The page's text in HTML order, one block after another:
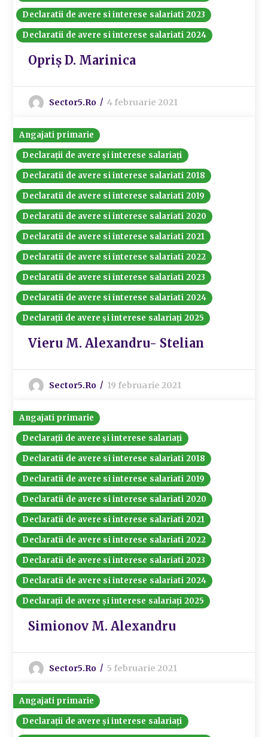
Declaratii de avere si interese salariati 2023
Declaratii de avere si interese salariati 2024
Opriș D. Marinica
Sector5.ro 4 februarie 2021
Angajati primarie
Declarații de avere și interese salariați
Declaratii de avere si interese salariati 2018
Declaratii de avere si interese salariati 2019
Declaratii de avere si interese salariati 2020
Declaratii de avere si interese salariati 2021
Declaratii de avere si interese salariati 2022
Declaratii de avere si interese salariati 2023
Declaratii de avere si interese salariati 2024
Declarații de avere și interese salariați 2025
Vieru M. Alexandru- Stelian
Sector5.ro 19 februarie 2021
Angajati primarie
Declarații de avere și interese salariați
Declaratii de avere si interese salariati 2018
Declaratii de avere si interese salariati 2019
Declaratii de avere si interese salariati 2020
Declaratii de avere si interese salariati 2021
Declaratii de avere si interese salariati 2022
Declaratii de avere si interese salariati 2023
Declaratii de avere si interese salariati 2024
Declarații de avere și interese salariați 2025
Simionov M. Alexandru
Sector5.ro 5 februarie 2021
Angajati primarie
Declarații de avere și interese salariați